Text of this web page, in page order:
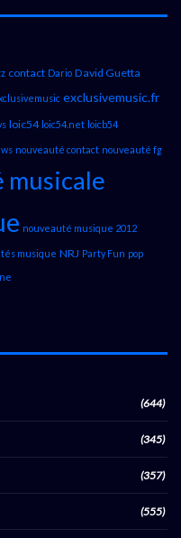
contact Dario David Guetta
exclusivemusic.fr
loic54 loic54.net loicb54
nouveauté contact nouveauté fg
musicale
nouveauté musique 2012
musique NRJ Party Fun pop
(644)
(345)
(357)
(555)